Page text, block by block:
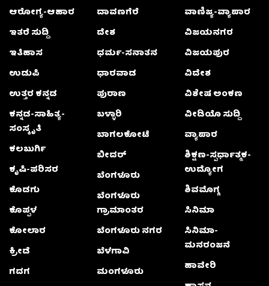
ಆರೋಗ್ಯ-ಆಹಾರ
ಇತರೆ ಸುದ್ದಿ
ಇತಿಹಾಸ
ಉಡುಪಿ
ಉತ್ತರ ಕನ್ನಡ
ಕನ್ನಡ-ಸಾಹಿತ್ಯ-
ಸಂಸ್ಕೃತಿ
ಕಲಬುರ್ಗಿ
ಕೃಷಿ-ಪರಿಸರ
ಕೊಡಗು
ಕೊಪ್ಪಳ
ಕೋಲಾರ
ಕ್ರೀಡೆ
ಗದಗ
ದಾವಣಗೆರೆ
ದೇಶ
ಧರ್ಮ-ಸನಾತನ
ಧಾರವಾಡ
ಪುರಾಣ
ಬಳ್ಳಾರಿ
ಬಾಗಲಕೋಟೆ
ಬೀದರ್
ಬೆಂಗಳೂರು
ಬೆಂಗಳೂರು
ಗ್ರಾಮಾಂತರ
ಬೆಂಗಳೂರು ನಗರ
ಬೆಳಗಾವಿ
ಮಂಗಳೂರು
ವಾಣಿಜ್ಯ-ವ್ಯಾಪಾರ
ವಿಜಯನಗರ
ವಿಜಯಪುರ
ವಿದೇಶ
ವಿಶೇಷ ಅಂಕಣ
ವೀಡಿಯೊ ಸುದ್ದಿ
ವ್ಯಾಪಾರ
ಶಿಕ್ಷಣ-ಸ್ಪರ್ಧಾತ್ಮಕ-
ಉದ್ಯೋಗ
ಶಿವಮೊಗ್ಗ
ಸಿನಿಮಾ
ಸಿನಿಮಾ-
ಮನರಂಜನೆ
ಹಾವೇರಿ